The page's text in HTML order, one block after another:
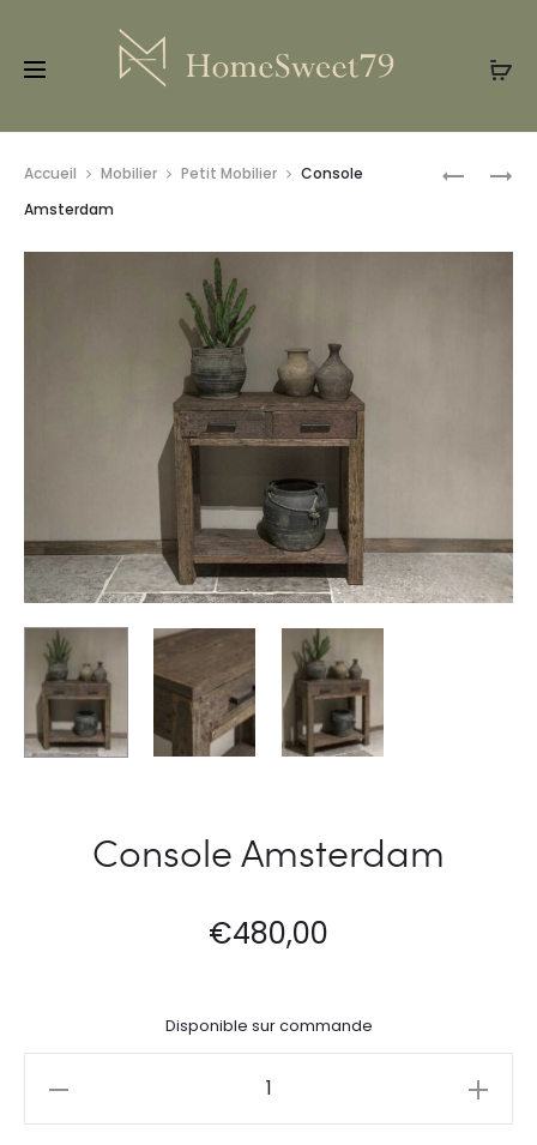
ARMOIRE
ARMOIRE
Accueil Mobilier Petit Mobilier
Console
Amsterdam
Console Amsterdam
€480,00
Disponible sur commande